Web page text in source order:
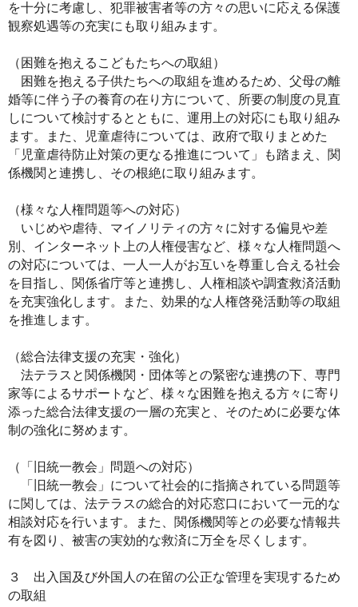
を十分に考慮し、犯罪被害者等の方々の思いに応える保護
観察処遇等の充実にも取り組みます。
（困難を抱えるこどもたちへの取組）
困難を抱える子供たちへの取組を進めるため、父母の離
婚等に伴う子の養育の在り方について、所要の制度の見直
しについて検討するとともに、運用上の対応にも取り組み
ます。また、児童虐待については、政府で取りまとめた
「児童虐待防止対策の更なる推進について」も踏まえ、関
係機関と連携し、その根絶に取り組みます。
（様々な人権問題等への対応）
いじめや虐待、マイノリティの方々に対する偏見や差
別、インターネット上の人権侵害など、様々な人権問題へ
の対応については、一人一人がお互いを尊重し合える社会
を目指し、関係省庁等と連携し、人権相談や調査救済活動
を充実強化します。また、効果的な人権啓発活動等の取組
を推進します。
（総合法律支援の充実・強化）
法テラスと関係機関・団体等との緊密な連携の下、専門
家等によるサポートなど、様々な困難を抱える方々に寄り
添った総合法律支援の一層の充実と、そのために必要な体
制の強化に努めます。
（「旧統一教会」問題への対応）
「旧統一教会」について社会的に指摘されている問題等
に関しては、法テラスの総合的対応窓口において一元的な
相談対応を行います。また、関係機関等との必要な情報共
有を図り、被害の実効的な救済に万全を尽くします。
３ 出入国及び外国人の在留の公正な管理を実現するため
の取組